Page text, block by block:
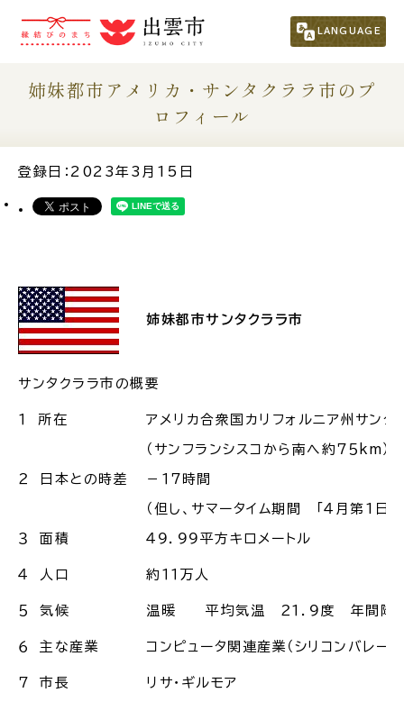
LANGUAGE
市民の方 （くらし・行政・議会）
事業者の方
新着情報一覧
ふるさと納税
場面 探
入園・入学
姉妹都市アメリカ・サンタクララ市のプ
ロフィール
登録日：2023年3月15日
姉妹都市サンタクララ市
サンタクララ市の概要
１ 所在 アメリカ合衆国カリフォルニア州サンタ
（サンフランシスコから南へ約７５km）
２ 日本との時差 －１７時間
（但し、サマータイム期間 「４月第1日
３ 面積 ４９．９９平方キロメートル
４ 人口 約１１万人
５ 気候 温暖 平均気温 ２１．９度 年間降
６ 主な産業 コンピュータ関連産業（シリコンバレー
７ 市長 リサ・ギルモア